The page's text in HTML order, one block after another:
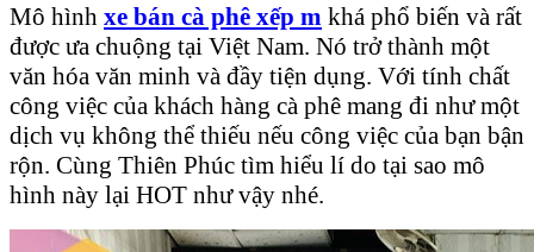
Mô hình xe bán cà phê xếp m khá phổ biến và rất
được ưa chuộng tại Việt Nam. Nó trở thành một
văn hóa văn minh và đầy tiện dụng. Với tính chất
công việc của khách hàng cà phê mang đi như một
dịch vụ không thể thiếu nếu công việc của bạn bận
rộn. Cùng Thiên Phúc tìm hiểu lí do tại sao mô
hình này lại HOT như vậy nhé.